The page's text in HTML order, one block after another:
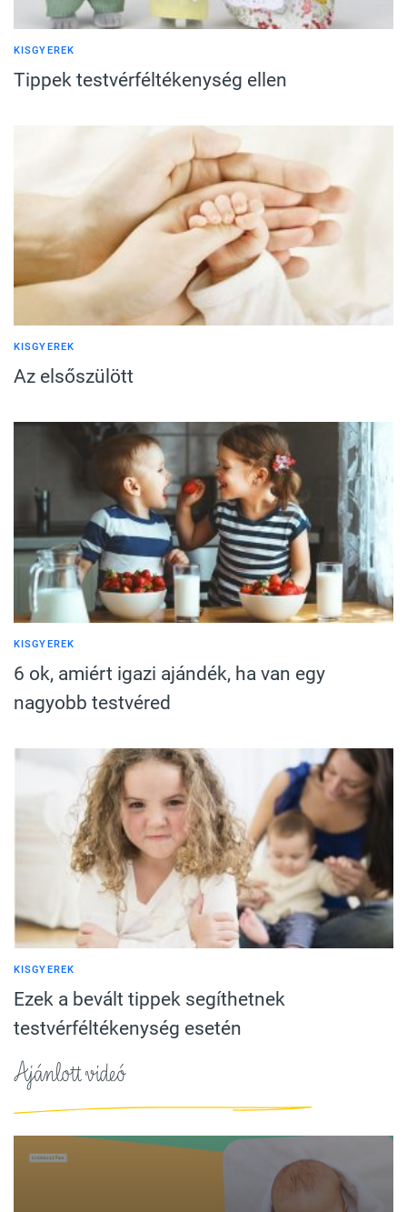
KISGYEREK
Tippek testvérféltékenység ellen
KISGYEREK
Az elsőszülött
KISGYEREK
6 ok, amiért igazi ajándék, ha van egy
nagyobb testvéred
KISGYEREK
Ezek a bevált tippek segíthetnek
testvérféltékenység esetén
Ajánlott videó